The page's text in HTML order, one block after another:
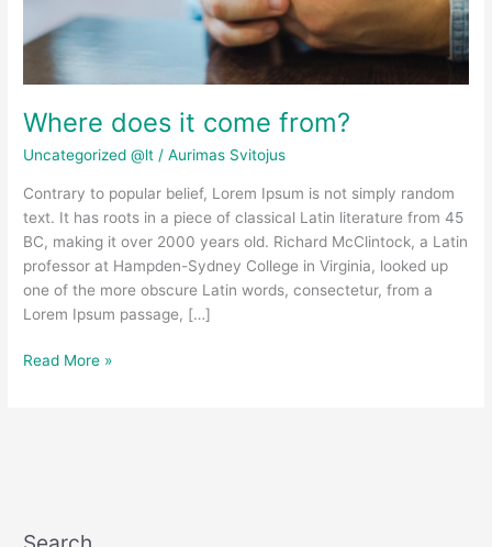
Where does it come from?
Uncategorized @lt /Aurimas Svitojus
Contrary to popular belief, Lorem Ipsum is not simply random
text. It has roots in a piece of classical Latin literature from 45
BC, making it over 2000 years old. Richard McClintock, a Latin
professor at Hampden-Sydney College in Virginia, looked up
one of the more obscure Latin words, consectetur, from a
Lorem Ipsum passage, […]
Read More »